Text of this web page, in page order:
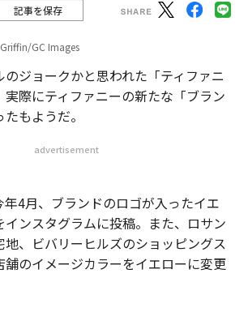
記事を保存
GC Images
ジョークかと思われた「ティファニ
実際にティファニーの新たな「ブラン
もようだ。
advertisement
年4月、ブランドのロゴが入ったイエ
インスタグラムに投稿。また、ロサン
地、ビバリーヒルズのショッピングス
舗のイメージカラーをイエローに変更